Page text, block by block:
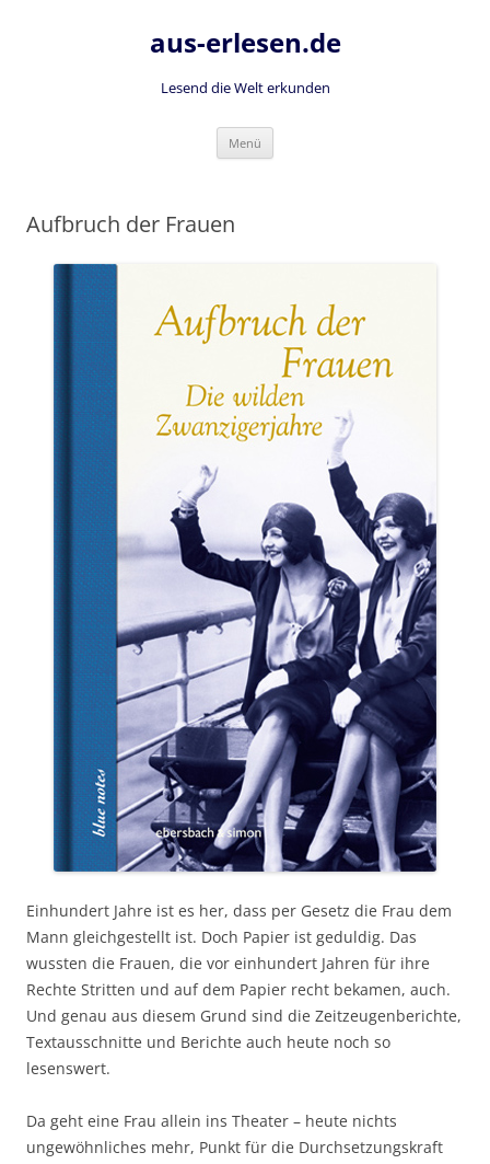
aus-erlesen.de
Lesend die Welt erkunden
Menü
Aufbruch der Frauen
Einhundert Jahre ist es her, dass per Gesetz die Frau dem
Mann gleichgestellt ist. Doch Papier ist geduldig. Das
wussten die Frauen, die vor einhundert Jahren für ihre
Rechte Stritten und auf dem Papier recht bekamen, auch.
Und genau aus diesem Grund sind die Zeitzeugenberichte,
Textausschnitte und Berichte auch heute noch so
lesenswert.
Da geht eine Frau allein ins Theater – heute nichts
ungewöhnliches mehr, Punkt für die Durchsetzungskraft